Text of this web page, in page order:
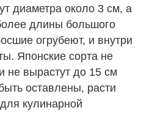
диаметра около 3 см, а
длины большого
огрубеют, и внутри
Японские сорта не
не вырастут до 15 см
оставлены, расти
кулинарной